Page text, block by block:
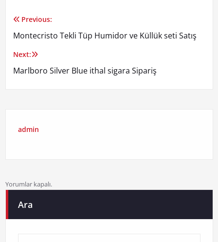
Yazı
gezinmesi
Previous:
Montecristo Tekli Tüp Humidor ve Küllük seti Satış
Next:
Marlboro Silver Blue ithal sigara Sipariş
admin
Yorumlar kapalı.
Ara